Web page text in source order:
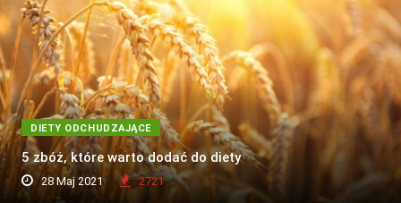
DIETY ODCHUDZAJĄCE
5 zbóż, które warto dodać do diety
28 Maj 2021 2721